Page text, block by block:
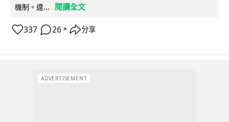
機制。違...
閱讀全文
337 26 ↗ 分享
ADVERTISEMENT